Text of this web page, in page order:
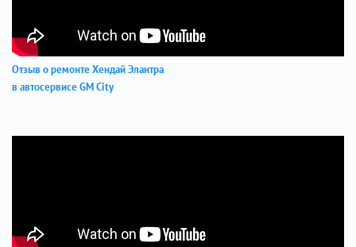
Отзыв о ремонте Хендай Элантра
в автосервисе GM City